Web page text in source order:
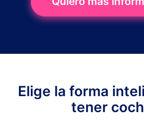
Elige la forma
tener